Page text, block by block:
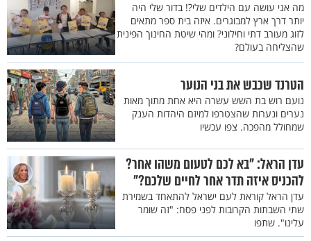
מה אני עושה עם הילדים שלי?! בדור שלי היה
יותר דרך ארץ למבוגרים. איזה בית ספר מתאים
לזוג מעורב דתי וחילוני? ומהי שיטת החינוך הפינית
שהצליחה בעולם?
הטרנד שכבש את בני הנוער
נועם רוש בת השש עשרה היא אחת מתוך מאות
נערים ונערות שהצטרפו למיזם היהדות הענק
שמחולל מהפכה. צפו עכשיו
עדן הראל: "בא לכם לטעום משהו אחר?
להכניס איזה תדר אחר לחיים שלכם?"
עדן הראל קוראת לעם ישראל להתאחד בשמירת
שתי השבתות הקרובות לפני פסח: "זה שומר
עלינו". שתפו